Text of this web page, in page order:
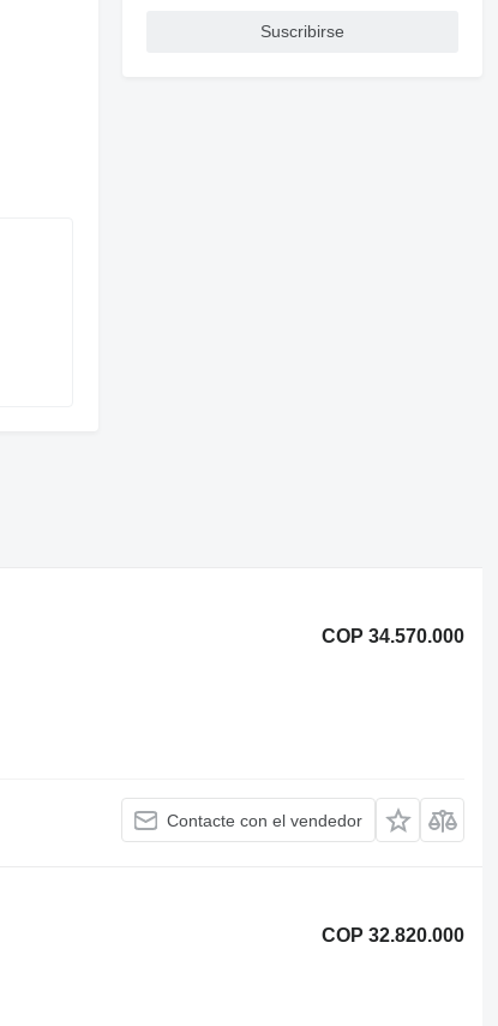
Suscribirse
COP 34.570.000
Contacte con el vendedor
COP 32.820.000